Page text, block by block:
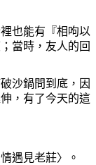
也能有『相呴以
當時，友人的回
沙鍋問到底，因
，有了今天的這
遇見老莊〉
。